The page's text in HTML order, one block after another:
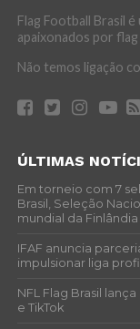
Flag Football Brasil
apaixonados por
Não temos ligação
ÚLTIMAS
Em torneio com 7
Brasil, Seleção
mundial da Finlândia
IFAF anuncia
impulsionar liga
NFL Flag Brasil
e TikTok